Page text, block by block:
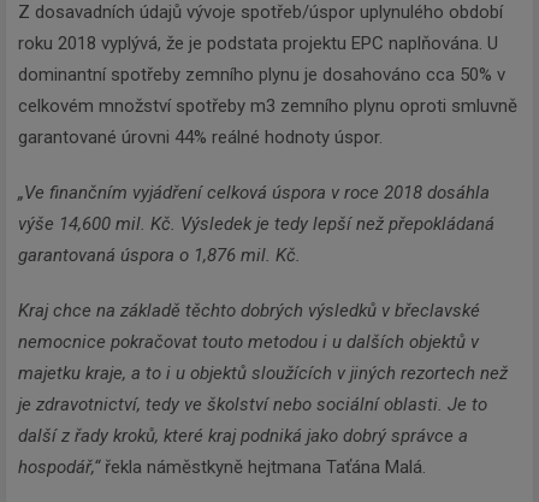
Z dosavadních údajů vývoje spotřeb/úspor uplynulého období
roku 2018 vyplývá, že je podstata projektu EPC naplňována. U
dominantní spotřeby zemního plynu je dosahováno cca 50% v
celkovém množství spotřeby m3 zemního plynu oproti smluvně
garantované úrovni 44% reálné hodnoty úspor.
„Ve finančním vyjádření celková úspora v roce 2018 dosáhla
výše 14,600 mil. Kč. Výsledek je tedy lepší než přepokládaná
garantovaná úspora o 1,876 mil. Kč.
Kraj chce na základě těchto dobrých výsledků v břeclavské
nemocnice pokračovat touto metodou i u dalších objektů v
majetku kraje, a to i u objektů sloužících v jiných rezortech než
je zdravotnictví, tedy ve školství nebo sociální oblasti. Je to
další z řady kroků, které kraj podniká jako dobrý správce a
hospodář,“ řekla náměstkyně hejtmana Taťána Malá.
Newsletter
Zadejte váš email a my Vám
budeme zasílat ty nejdůležitější
informace, maximálně 1x týdně.